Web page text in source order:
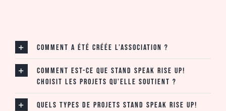
Comment a été créée l’association ?
Comment est-ce que Stand Speak Rise Up!
choisit les projets qu’elle soutient ?
Quels types de projets Stand Speak Rise Up!